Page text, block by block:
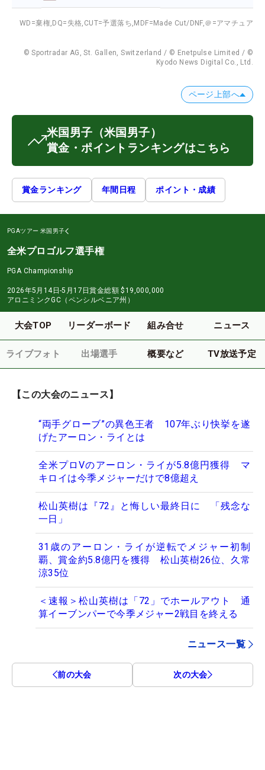
WD=棄権, DQ=失格, CUT=予選落ち, MDF=Made Cut/DNF,＠=アマチュア
© Sportradar AG, St. Gallen, Switzerland / © Enetpulse Limited / ©
Kyodo News Digital Co., Ltd.
ページ上部へ
米国男子 （米国男子）
賞金・ポイントランキングはこちら
賞金ランキング 年間日程 ポイント・成績
PGAツアー 米国男子
全米プロゴルフ選手権
PGA Championship
2026年5月14日-5月17日賞金総額 $19,000,000
アロニミンクGC（ペンシルベニア州）
大会TOP リーダーボード 組み合せ ニュース
ライブフォト 出場選手 概要など TV放送予定
【この大会のニュース】
“両手グローブ”の異色王者 107年ぶり快挙を遂
げたアーロン・ライとは
全米プロVのアーロン・ライが5.8億円獲得 マ
キロイは今季メジャーだけで8億超え
松山英樹は『72』と悔しい最終日に 「残念な
一日」
31歳のアーロン・ライが逆転でメジャー初制
覇、賞金約5.8億円を獲得 松山英樹26位、久常
涼35位
＜速報＞松山英樹は「72」でホールアウト 通
算イーブンパーで今季メジャー2戦目を終える
ニュース一覧
前の大会 次の大会